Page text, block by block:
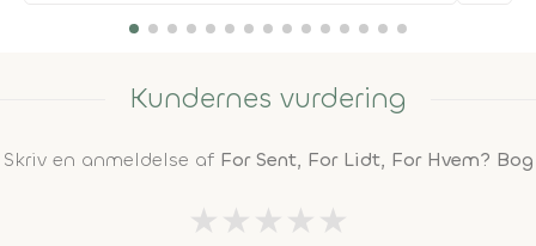
Kundernes vurdering
Skriv en anmeldelse af For Sent, For Lidt, For Hvem? Bog
★ ★ ★ ★ ★